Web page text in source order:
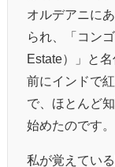
オルデアニに
られ、「コン
Estate）」と
前にインドで
で、ほとんど
始めたのです。
私が覚えてい